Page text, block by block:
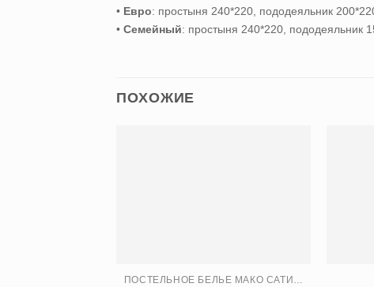
• Евро: простыня 240*220, пододеяльник
• Семейный: простыня 240*220, пододеяльник
ПОХОЖИЕ